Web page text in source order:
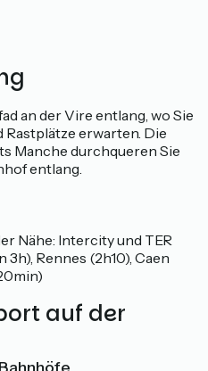
an der Vire entlang, wo Sie
Rastplätze erwarten. Die
Manche durchqueren Sie
entlang.
Nähe: Intercity und TER
3h), Rennes (2h10), Caen
auf der